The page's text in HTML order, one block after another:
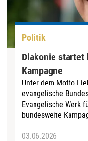
Politik
Diakonie startet
Kampagne
Unter dem Motto
evangelische
Evangelische Werk
bundesweite
03.06.2026